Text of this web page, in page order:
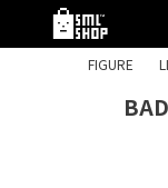
FIGURE